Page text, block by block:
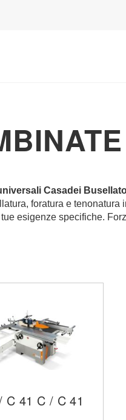
Casadei
foratura e
esigenze specifiche.
C 41 C / C 41